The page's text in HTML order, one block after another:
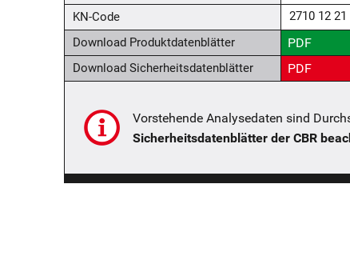
KN-Code
Download Produktdatenblätter
Download Sicherheitsdatenblätter
2710 12 21
PDF
PDF
Vorstehende Analysedaten sind
Sicherheitsdatenblätter der CBR